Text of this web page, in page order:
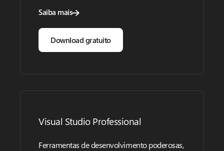
Saiba mais
Download gratuito
Visual Studio Professional
Ferramentas de desenvolvimento poderosas,